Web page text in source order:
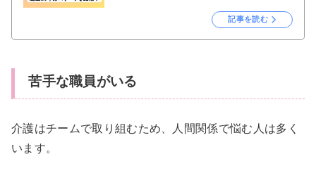
記事を読む
苦手な職員がいる
介護はチームで取り組むため、人間関係で悩む人は多く
います。